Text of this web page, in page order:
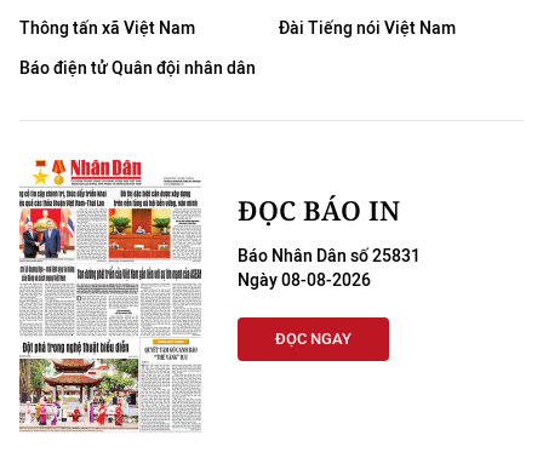
Thông tấn xã Việt Nam
Đài Tiếng nói Việt Nam
Báo điện tử Quân đội nhân dân
ĐỌC BÁO IN
Báo Nhân Dân số 25831
Ngày 08-08-2026
ĐỌC NGAY